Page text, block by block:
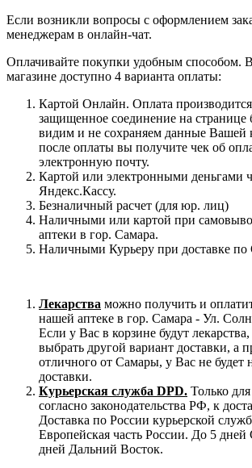
Если возникли вопросы с оформлением
менеджерам в онлайн-чат.
Оплачивайте покупки удобным способом.
магазине доступно 4 варианта оплаты:
Картой Онлайн. Оплата производится
защищенное соединение на
видим и не сохраняем данные Вашей
после оплаты вы получите чек об
электронную почту.
Картой или электронными деньгами
Яндекс.Кассу.
Безналичный расчет (для юр. лиц)
Наличными или картой при
аптеки в гор. Самара.
Наличными Курьеру при доставке по
Лекарства можно получить и
нашей аптеке в гор. Самара - Ул.
Если у Вас в корзине будут
выбрать другой вариант доставки, а
отличного от Самары, у Вас не будет
доставки.
Курьерская служба DPD. Только
согласно законодательства РФ, к
Доставка по России курьерской
Европейская часть России. До 5
дней Дальний Восток.